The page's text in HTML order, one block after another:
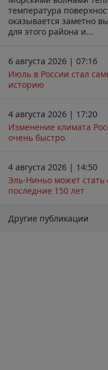
температура
оказывается заметно
для этого района и...
6 августа 2026 | 07:16
Июль в России стал
историю
4 августа 2026 | 17:20
Изменение климата
очень быстро
4 августа 2026 | 14:50
Эль-Ниньо может
последние 150 лет
Другие публикации